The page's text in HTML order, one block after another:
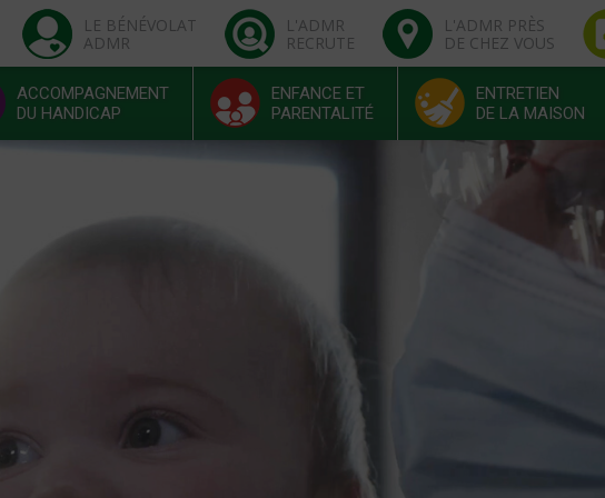
LE BÉNÉVOLAT
ADMR
L'ADMR
RECRUTE
L'ADMR PRÈS
DE CHEZ VOUS
ACCOMPAGNEMENT
DU HANDICAP
ENFANCE ET
PARENTALITÉ
ENTRETIEN
DE LA MAISON